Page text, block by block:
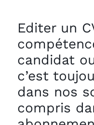
Editer un
candidat
c’est
dans nos
compris